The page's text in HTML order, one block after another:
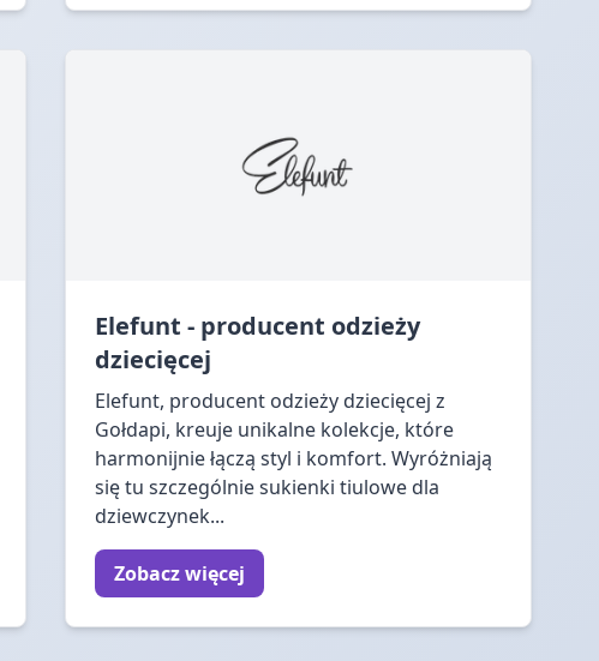
Elefunt - producent odzieży
dziecięcej
Elefunt, producent odzieży dziecięcej z
Gołdapi, kreuje unikalne kolekcje, które
harmonijnie łączą styl i komfort. Wyróżniają
się tu szczególnie sukienki tiulowe dla
dziewczynek...
Zobacz więcej